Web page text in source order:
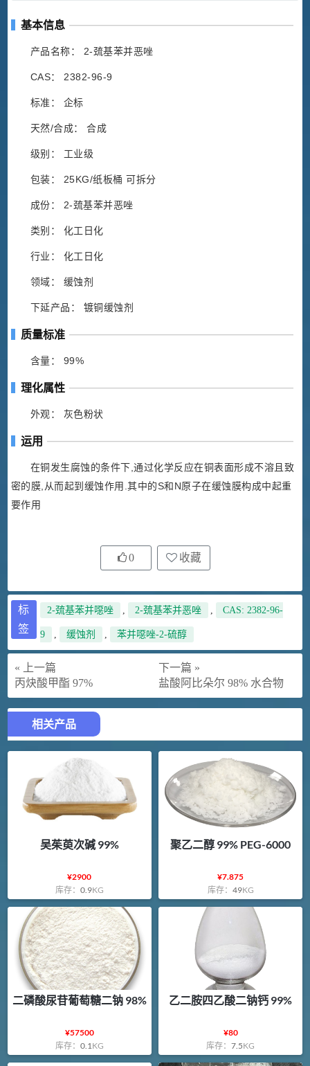
基本信息
产品名称： 2-巯基苯并恶唑
CAS： 2382-96-9
标准： 企标
天然/合成： 合成
级别： 工业级
包装： 25KG/纸板桶 可拆分
成份： 2-巯基苯并恶唑
类别： 化工日化
行业： 化工日化
领域： 缓蚀剂
下延产品： 镀铜缓蚀剂
质量标准
含量： 99%
理化属性
外观： 灰色粉状
运用
在铜发生腐蚀的条件下,通过化学反应在铜表面形成不溶且致
密的膜,从而起到缓蚀作用.其中的S和N原子在缓蚀膜构成中起重
要作用
0 收藏
标
签
2-巯基苯并噁唑 , 2-巯基苯并恶唑 , CAS: 2382-96-
9 , 缓蚀剂 , 苯并噁唑-2-硫醇
« 上一篇
丙炔酸甲酯 97%
下一篇 »
盐酸阿比朵尔 98% 水合物
相关产品
吴茱萸次碱 99%
¥2900
库存： 0.9KG
聚乙二醇 99% PEG-6000
¥7.875
库存： 49KG
二磷酸尿苷葡萄糖二钠 98%
¥57500
库存： 0.1 KG
乙二胺四乙酸二钠钙 99%
¥80
库存：7.5KG